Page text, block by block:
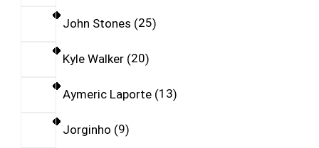
John Stones 25
Kyle Walker 20
Aymeric Laporte 13
Jorginho 9